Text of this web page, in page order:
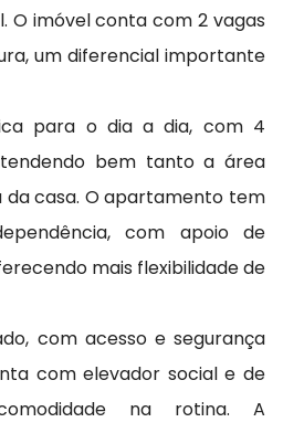
O imóvel conta com 2 vagas
um diferencial importante
para o dia a dia, com 4
bem tanto a área
casa. O apartamento tem
com apoio de
mais flexibilidade de
com acesso e segurança
com elevador social e de
na rotina. A